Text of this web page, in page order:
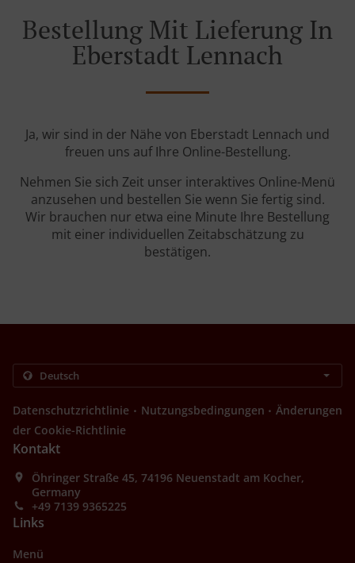
Bestellung Mit Lieferung In
Eberstadt Lennach
Ja, wir sind in der Nähe von Eberstadt Lennach und
freuen uns auf Ihre Online-Bestellung.
Nehmen Sie sich Zeit unser interaktives Online-Menü
anzusehen und bestellen Sie wenn Sie fertig sind.
Wir brauchen nur etwa eine Minute Ihre Bestellung
mit einer individuellen Zeitabschätzung zu
bestätigen.
Datenschutzrichtlinie . Nutzungsbedingungen . Änderungen
der Cookie-Richtlinie
Kontakt
Öhringer Straße 45, 74196 Neuenstadt am Kocher,
Germany
+49 7139 9365225
Links
Menü